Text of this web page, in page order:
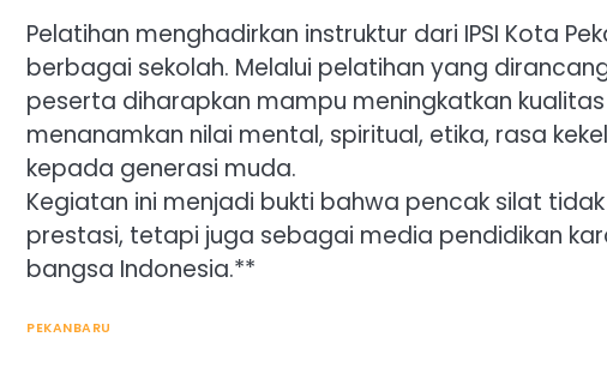
Pelatihan menghadirkan instruktur dari IPSI Kota
berbagai sekolah. Melalui pelatihan yang
peserta diharapkan mampu meningkatkan
menanamkan nilai mental, spiritual, etika, rasa
kepada generasi muda.
Kegiatan ini menjadi bukti bahwa pencak silat
prestasi, tetapi juga sebagai media pendidikan
bangsa Indonesia.**
PEKANBARU